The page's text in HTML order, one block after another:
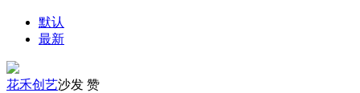
默认
最新
花禾创艺沙发 赞